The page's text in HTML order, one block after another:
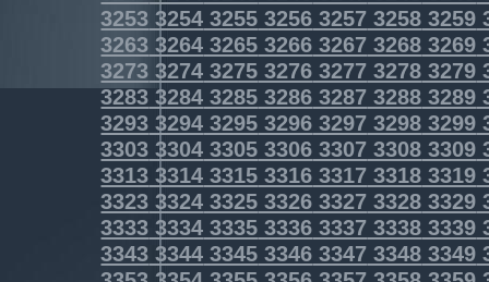
3253 3254 3255 3256 3257 3258 3259
3263 3264 3265 3266 3267 3268 3269
3273 3274 3275 3276 3277 3278 3279
3283 3284 3285 3286 3287 3288 3289
3293 3294 3295 3296 3297 3298 3299
3303 3304 3305 3306 3307 3308 3309
3313 3314 3315 3316 3317 3318 3319
3323 3324 3325 3326 3327 3328 3329
3333 3334 3335 3336 3337 3338 3339
3343 3344 3345 3346 3347 3348 3349